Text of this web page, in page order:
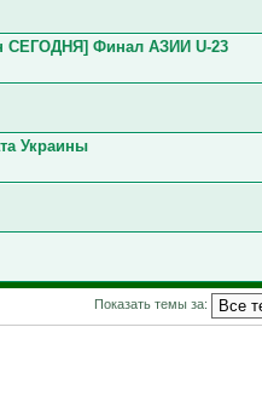
СЕГОДНЯ] Финал АЗИИ U-23
Украины
Показать темы за: